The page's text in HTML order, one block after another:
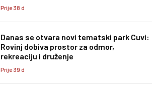
Prije 38 d
Danas se otvara novi tematski park Cuvi:
Rovinj dobiva prostor za odmor,
rekreaciju i druženje
Prije 39 d